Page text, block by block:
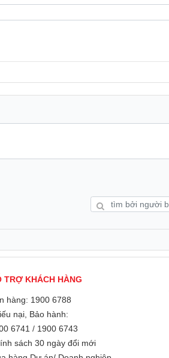
hảo
TRỢ KHÁCH HÀNG
hàng: 1900 6788
nại, Bảo hành:
6741 / 1900 6743
sách 30 ngày đổi mới